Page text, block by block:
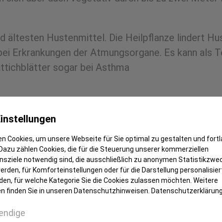
ältesten Hustenmittel. Die Heilpflanze lindert
Erkrankungen der Atmungsorgane. Es kann als
sogar bei Asthma
lindert sowohl Verstopfung als auch
Tee den Appetit an.
enthalten sind, die Krebs erzeugen und
Mengen verzehrt werden. Die jungen, leicht bitter
in geringen Mengen als Zugabe zu Salaten
vielerorts noch als Heilpflanze
Cookies, um unsere Webseite für Sie optimal zu gestalten und
zählen Cookies, die für die Steuerung unserer kommerziellen
notwendig sind, die ausschließlich zu anonymen
für Komforteinstellungen oder für die Darstellung
für welche Kategorie Sie die Cookies zulassen möchten. Weitere
finden Sie in unseren Datenschutzhinweisen. Datenschutzerklärung